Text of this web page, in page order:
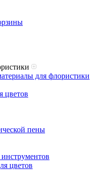
для флористики
цветов
пены
цветов